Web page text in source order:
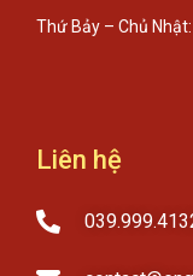
Thứ Bảy – Chủ
Liên hệ